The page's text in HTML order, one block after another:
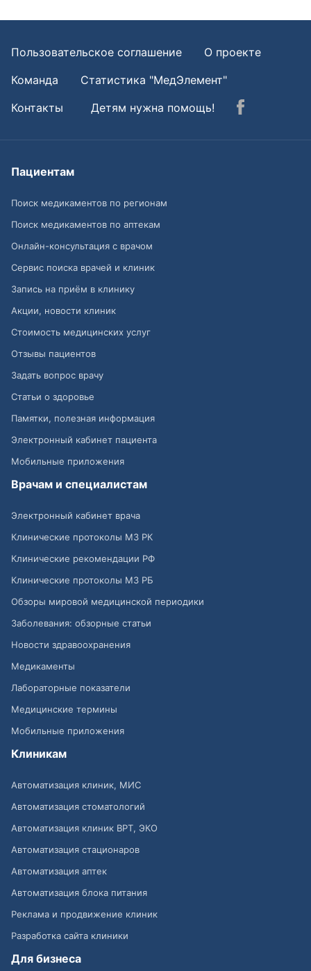
Пользовательское соглашение
О проекте
Команда
Статистика "МедЭлемент"
Контакты
Детям нужна помощь!
Пациентам
Поиск медикаментов по регионам
Поиск медикаментов по аптекам
Онлайн-консультация с врачом
Сервис поиска врачей и клиник
Запись на приём в клинику
Акции, новости клиник
Стоимость медицинских услуг
Отзывы пациентов
Задать вопрос врачу
Статьи о здоровье
Памятки, полезная информация
Электронный кабинет пациента
Мобильные приложения
Врачам и специалистам
Электронный кабинет врача
Клинические протоколы МЗ РК
Клинические рекомендации РФ
Клинические протоколы МЗ РБ
Обзоры мировой медицинской периодики
Заболевания: обзорные статьи
Новости здравоохранения
Медикаменты
Лабораторные показатели
Медицинские термины
Мобильные приложения
Клиникам
Автоматизация клиник, МИС
Автоматизация стоматологий
Автоматизация клиник ВРТ, ЭКО
Автоматизация стационаров
Автоматизация аптек
Автоматизация блока питания
Реклама и продвижение клиник
Разработка сайта клиники
Для бизнеса